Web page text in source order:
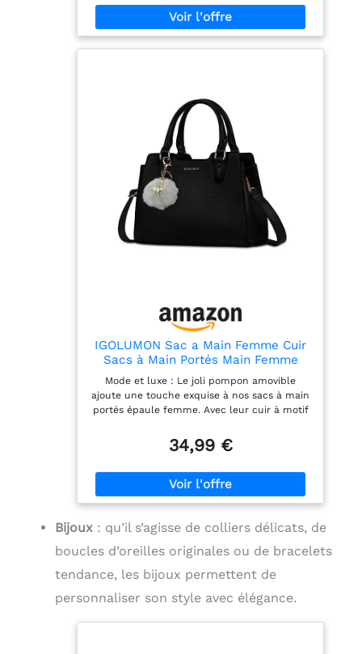
zippées (2 grandes poches principales, 1
intérieure, 1 arrière anti-vol, 2 latérales) + 2
options de port : main, épaule ou en travers,
s'adaptant à vos besoins et préférences pour
un confort optimal tout au long de la
journée 【Matériaux de qualité supérieure】
Fabriqué en cuir PU durable et imperméable,
avec une doublure en polyester, ce sac est
conçu pour résister à l'usure quotidienne
tout en conservant son apparence élégante
【Cadeau idéal】 Ce sac à main PU élégant
est le cadeau parfait pour les occasions
spéciales telles que la Saint-Valentin, la fête
IGOLUMON Sac a Main Femme Cuir
Sacs à Main Portés Main Femme
Sac à Main Bandoulière Sac
Bandouliere Sacs Bandoulière Sac
Fourre Tout Sac Besace Sacoche
Femme pour Université Travail Noir
Mode et luxe : Le joli pompon amovible
ajoute une touche exquise à nos sacs à main
portés épaule femme. Avec leur cuir à motif
IGOLUMON, ces sacs à main respirent le luxe.
Les sacs à main femmes bandoulières
élégance intemporelle, adaptés à tous les
âges. Portabilité et polyvalence : Dotés d'une
réglable, nos sacs à main femme cuir vous
adaptées à toutes les occasions. Utilisez-le
comme sac à main femme bandoulière pour
des événements formels comme des dîners
et des réunions d'affaires, ou portez le sac
34,99 €
Bijoux : qu’il s’agisse de colliers délicats, de
boucles d’oreilles originales ou de bracelets
tendance, les bijoux permettent de
personnaliser son style avec élégance.